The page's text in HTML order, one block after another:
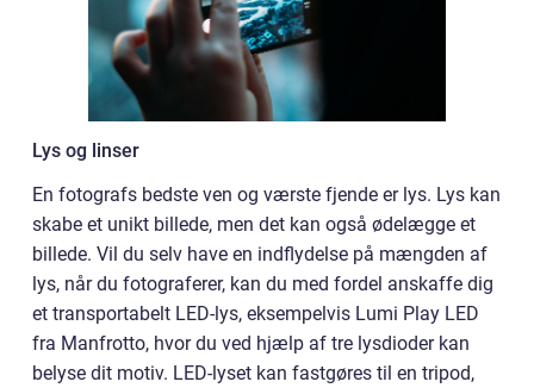
Lys og linser
En fotografs bedste ven og værste fjende er lys. Lys kan
skabe et unikt billede, men det kan også ødelægge et
billede. Vil du selv have en indflydelse på mængden af
lys, når du fotograferer, kan du med fordel anskaffe dig
et transportabelt LED-lys, eksempelvis Lumi Play LED
fra Manfrotto, hvor du ved hjælp af tre lysdioder kan
belyse dit motiv. LED-lyset kan fastgøres til en tripod,